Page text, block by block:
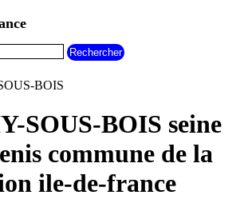
BOIS
SOUS-BOIS seine
commune de la
ile-de-france